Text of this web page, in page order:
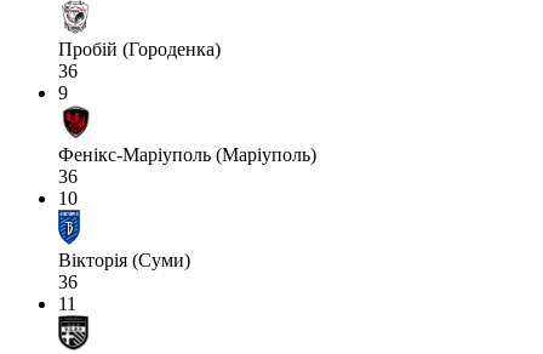
Пробій (Городенка)
36
9
Фенікс-Маріуполь (Маріуполь)
36
10
Вікторія (Суми)
36
11